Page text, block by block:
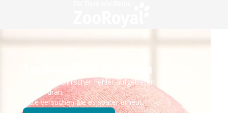
Technisches Problem
Es ist ein technischer Fehler aufgetreten – wir sind
bereits dran.
Bitte versuchen Sie es später erneut.